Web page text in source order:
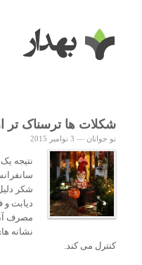
شکلات ها ترسناک تر
نو جوانان — 3 نوامبر 2015
نتیجه
شکر
دیابت
مصرف آن
نشانه
کنترل می کند.